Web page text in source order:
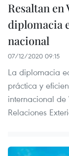
Resaltan
diplomacia
nacional
07/12/2020 09:15
La diplomacia
práctica y
internacional
Relaciones